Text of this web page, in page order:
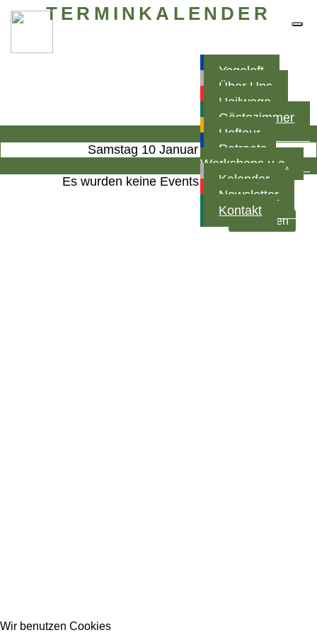
Yogaloft
Über Uns
Heilwege
Gästezimmer
Hoftour
Retreats,
Workshops u.a.
Kalender
Newsletter
Kontakt
TERMINKALENDER
VORHERIGER TAG
Samstag 10 Januar 2026
Es wurden keine Events gefunden
nach oben
Wir benutzen Cookies